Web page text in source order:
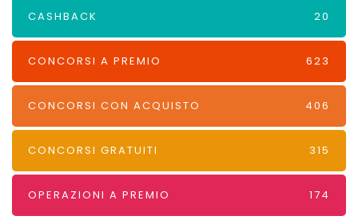
CASHBACK 20
CONCORSI A PREMIO 623
CONCORSI CON ACQUISTO 406
CONCORSI GRATUITI 315
OPERAZIONI A PREMIO 174